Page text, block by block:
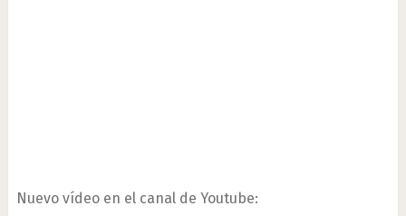
Nuevo vídeo en el canal de Youtube: